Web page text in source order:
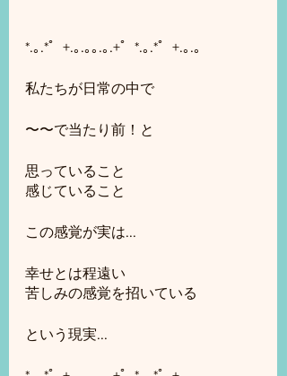
*.｡.*゜+.｡.｡｡.｡.+゜*.｡.*゜+.｡.｡
私たちが日常の中で
〜〜で当たり前！と
思っていること
感じていること
この感覚が実は...
幸せとは程遠い
苦しみの感覚を招いている
という現実...